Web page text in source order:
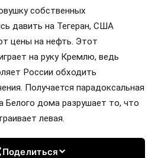
собственных
давить на Тегеран, США
цены на нефть. Этот
на руку Кремлю, ведь
России обходить
Получается парадоксальная
Белого дома разрушает то, что
левая.
Поделиться